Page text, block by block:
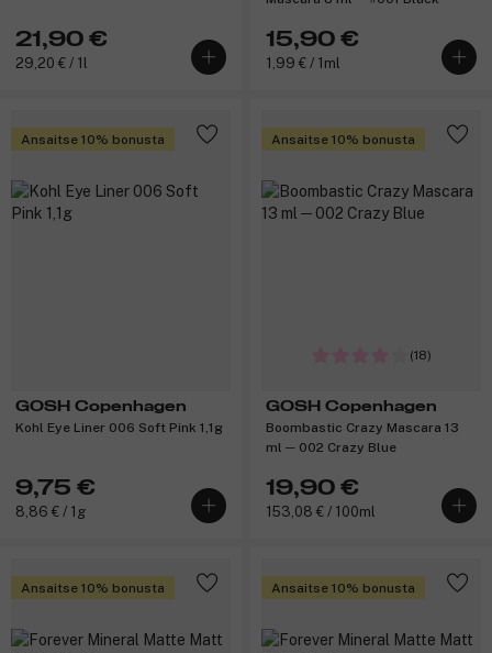
21,90 €
29,20 € / 1l
15,90 €
1,99 € / 1ml
Ansaitse 10% bonusta
GOSH Copenhagen
Kohl Eye Liner 006 Soft Pink 1,1g
9,75 €
8,86 € / 1g
Ansaitse 10% bonusta
(18)
GOSH Copenhagen
Boombastic Crazy Mascara 13
ml ─ 002 Crazy Blue
19,90 €
153,08 € / 100ml
Ansaitse 10% bonusta Ansaitse 10% bonusta